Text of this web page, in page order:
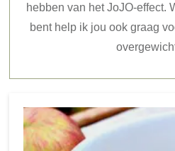
hebben van het JoJO-effect.
bent help ik jou ook graag